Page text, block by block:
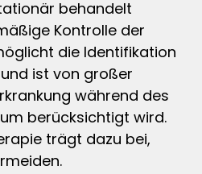
behandelt
Kontrolle der
die Identifikation
ist von großer
während des
berücksichtigt wird.
trägt dazu bei,